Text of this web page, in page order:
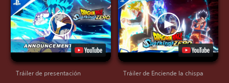
Tráiler de presentación Tráiler de Enciende la chispa